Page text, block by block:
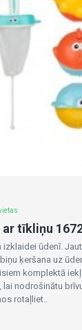
tīkliņu
ūdenī.
ķeršana uz
komplektā
nodrošinātu
rotaļliet..